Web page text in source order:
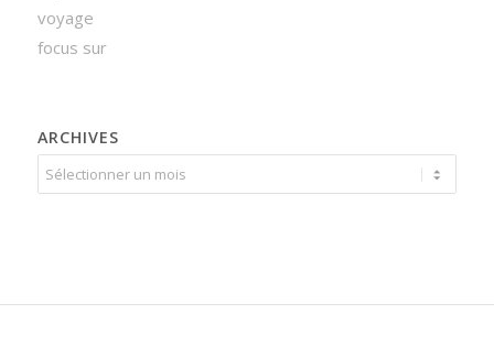
voyage
focus sur
ARCHIVES